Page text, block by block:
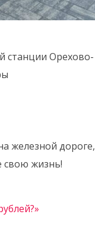
станции Орехово-
железной дороге,
свою жизнь!